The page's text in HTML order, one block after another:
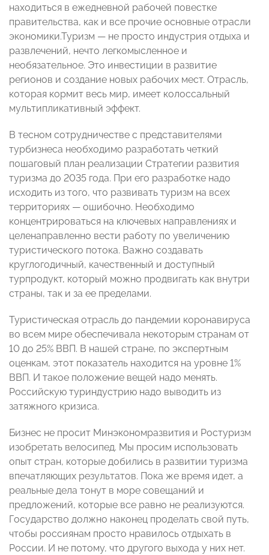
находиться в ежедневной рабочей повестке
правительства, как и все прочие основные отрасли
экономики.Туризм — не просто индустрия отдыха и
развлечений, нечто легкомысленное и
необязательное. Это инвестиции в развитие
регионов и создание новых рабочих мест. Отрасль,
которая кормит весь мир, имеет колоссальный
мультипликативный эффект.
В тесном сотрудничестве с представителями
турбизнеса необходимо разработать четкий
пошаговый план реализации Стратегии развития
туризма до 2035 года. При его разработке надо
исходить из того, что развивать туризм на всех
территориях — ошибочно. Необходимо
концентрироваться на ключевых направлениях и
целенаправленно вести работу по увеличению
туристического потока. Важно создавать
круглогодичный, качественный и доступный
турпродукт, который можно продвигать как внутри
страны, так и за ее пределами.
Туристическая отрасль до пандемии коронавируса
во всем мире обеспечивала некоторым странам от
10 до 25% ВВП. В нашей стране, по экспертным
оценкам, этот показатель находится на уровне 1%
ВВП. И такое положение вещей надо менять.
Российскую туриндустрию надо выводить из
затяжного кризиса.
Бизнес не просит Минэкономразвития и Ростуризм
изобретать велосипед. Мы просим использовать
опыт стран, которые добились в развитии туризма
впечатляющих результатов. Пока же время идет, а
реальные дела тонут в море совещаний и
предложений, которые все равно не реализуются.
Государство должно наконец проделать свой путь,
чтобы россиянам просто нравилось отдыхать в
России. И не потому, что другого выхода у них нет.